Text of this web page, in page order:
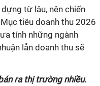
từ lâu, nên chiến
tiêu doanh thu 2026
tính những ngành
lẫn doanh thu sẽ
ra thị trường nhiều.